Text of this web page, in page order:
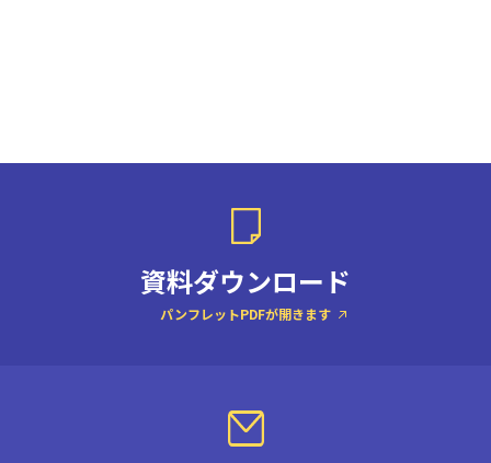
資料ダウンロード
パンフレットPDFが開きます